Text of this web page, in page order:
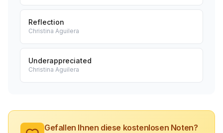
Reflection
Christina Aguilera
Underappreciated
Christina Aguilera
Gefallen Ihnen diese kostenlosen Noten?